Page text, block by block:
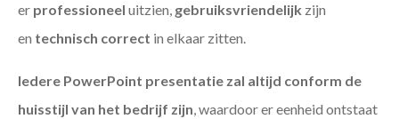
er professioneel uitzien, gebruiksvriendelijk zijn
en technisch correct in elkaar zitten.
Iedere PowerPoint presentatie zal altijd conform de
huisstijl van het bedrijf zijn, waardoor er eenheid ontstaat